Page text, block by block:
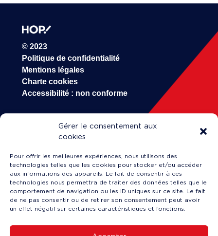
Gérer le consentement aux
cookies
Pour offrir les meilleures expériences, nous utilisons des
technologies telles que les cookies pour stocker et/ou accéder
aux informations des appareils. Le fait de consentir à ces
technologies nous permettra de traiter des données telles que le
comportement de navigation ou les ID uniques sur ce site. Le fait
de ne pas consentir ou de retirer son consentement peut avoir
un effet négatif sur certaines caractéristiques et fonctions.
© 2023
Politique de confidentialité
Mentions légales
Charte cookies
Accessibilité : non conforme
Entreprise (A propos)
Carrière
Engineering & Maintenance
Formation
Actualités